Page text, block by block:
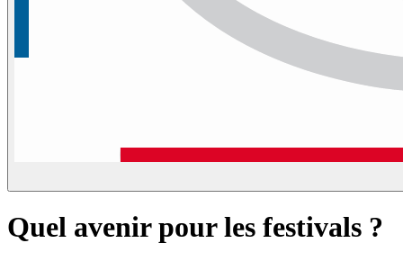
Quel avenir pour les festivals ?